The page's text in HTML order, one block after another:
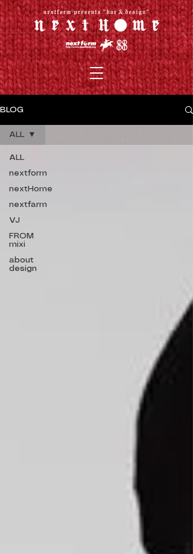
BLOG
ALL
nextform
nextHome
nextfarm
VJ
FROM
mixi
about
design
ALL